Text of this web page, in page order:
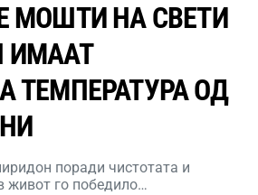
МОШТИ НА СВЕТИ
ИМААТ
ТЕМПЕРАТУРА ОД
поради чистотата и
живот го победило…